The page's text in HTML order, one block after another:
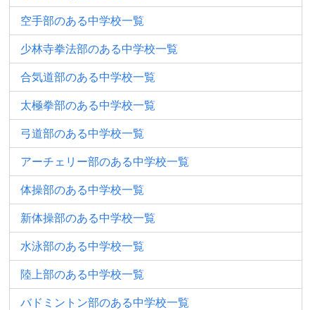
空手部のある中学校一覧
少林寺拳法部のある中学校一覧
合気道部のある中学校一覧
太極拳部のある中学校一覧
弓道部のある中学校一覧
アーチェリー部のある中学校一覧
体操部のある中学校一覧
新体操部のある中学校一覧
水泳部のある中学校一覧
陸上部のある中学校一覧
バドミントン部のある中学校一覧